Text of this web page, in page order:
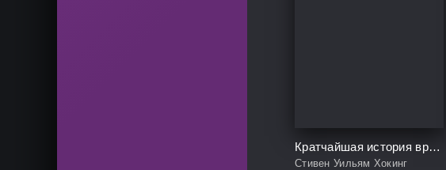
Кратчайшая история времени
Стивен Уильям Хокинг